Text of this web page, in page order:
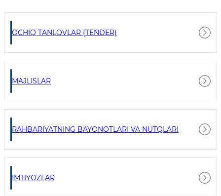
OCHIQ TANLOVLAR (TENDER)
MAJLISLAR
RAHBARIYATNING BAYONOTLARI VA NUTQLARI
IMTIYOZLAR